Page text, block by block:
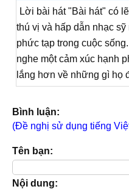
Lời bài hát "Bài hát" có
thú vị và hấp dẫn nhạc
phức tạp trong cuộc
nghe một cảm xúc hạnh
lắng hơn về những gì họ
Bình luận:
(Đề nghị sử dụng tiếng
Tên bạn:
Nội dung: